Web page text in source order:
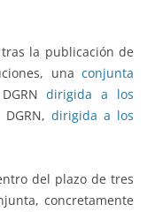
la publicación de
una conjunta
dirigida a los
dirigida a los
del plazo de tres
concretamente